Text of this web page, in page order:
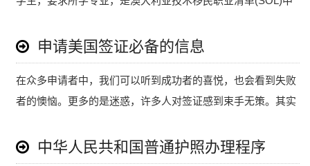
业。.....申请美国签证必备的信息
在众多申请者中，我们可以听到成功者的喜悦，也会看到失败
者的懊恼。更多的是迷惑，许多人对签证感到束手无策。其实
息少一点烦恼。.....
中华人民共和国普通护照办理程序